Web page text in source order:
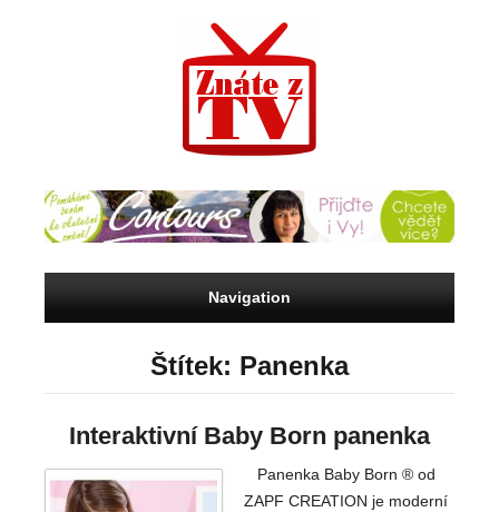
Navigation
Štítek: Panenka
Interaktivní Baby Born panenka
Panenka Baby Born ® od
ZAPF CREATION je moderní